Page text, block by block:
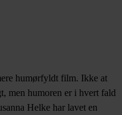
humørfyldt film. Ikke at
men humoren er i hvert fald
Helke har lavet en